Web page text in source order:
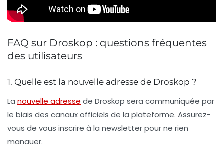
FAQ sur Droskop : questions fréquentes
des utilisateurs
1. Quelle est la nouvelle adresse de Droskop ?
La nouvelle adresse de Droskop sera communiquée par
le biais des canaux officiels de la plateforme. Assurez-
vous de vous inscrire à la newsletter pour ne rien
manquer.